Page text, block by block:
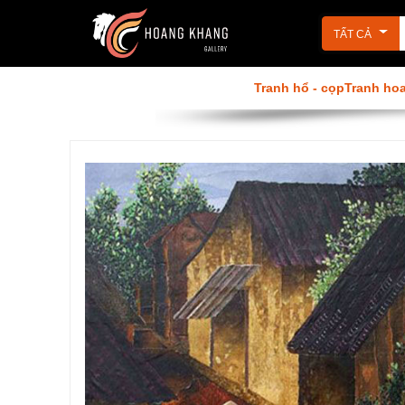
TẤT CẢ
Tranh sơn dầu
Tranh khỏa thân
Tranh đẹp Hoàng Khang
Tranh ngựa
Tranh hổ - cọpTranh